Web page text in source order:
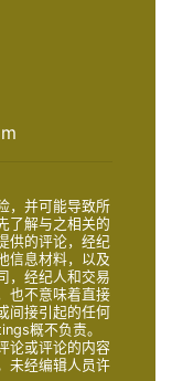
，并可能导致所
了解与之相关的
供的评论，经纪
信息材料，以及
，经纪人和交易
也不意味着直接
间接引起的任何
概不负责。
论或评论的内容
未经编辑人员许